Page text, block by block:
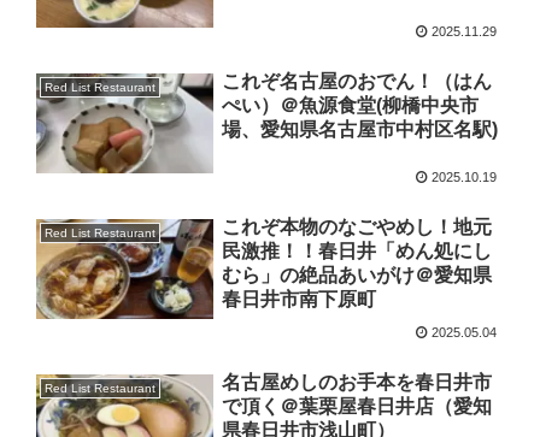
2025.11.29
Red List Restaurant
これぞ名古屋のおでん！（はん
ぺい）＠魚源食堂(柳橋中央市
場、愛知県名古屋市中村区名駅)
2025.10.19
Red List Restaurant
これぞ本物のなごやめし！地元
民激推！！春日井「めん処にし
むら」の絶品あいがけ＠愛知県
春日井市南下原町
2025.05.04
Red List Restaurant
名古屋めしのお手本を春日井市
で頂く＠葉栗屋春日井店（愛知
県春日井市浅山町）